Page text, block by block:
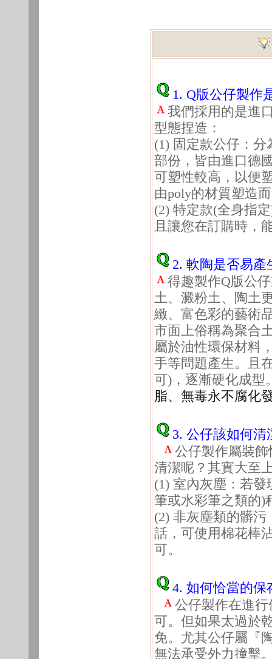
1. Q版公仔製作
我們採用的是進
型態捏造：
(1) 固定款公仔：
部份，皆由進口德
可塑性較高，以便
由poly的材質塑造
(2) 特定款(全身指
且讓您在訂購時，
2. 軟陶是否易
得趣製作Q版公
土、澱粉土、陶土
緻、富色彩的藝術
市面上俗稱為聚合
屬於油性環保材料
手等問題產生。且
可)，逐漸硬化成型
脂、無毒永不腐化
3. 公仔該如何清
公仔製作屬裝
清潔呢？其實大至
(1) 室內灰塵：若
筆或水彩筆之類的)
(2) 非灰塵類的髒
話，可使用棉花棒
可。
4. 如何恰當的保
公仔製作在進
可。但如果太過於
免。尤其公仔屬『
無法承受外力撞擊